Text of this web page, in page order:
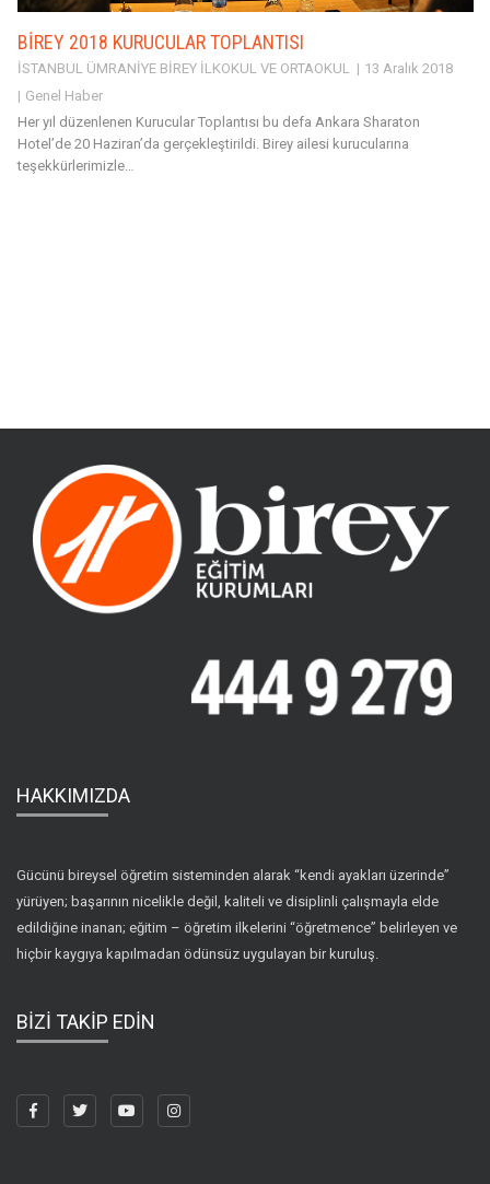
BİREY 2018 KURUCULAR TOPLANTISI
İSTANBUL ÜMRANİYE BİREY İLKOKUL VE ORTAOKUL
13 Aralık 2018
Genel Haber
Her yıl düzenlenen Kurucular Toplantısı bu defa Ankara Sharaton
Hotel’de 20 Haziran’da gerçekleştirildi. Birey ailesi kurucularına
teşekkürlerimizle…
HAKKIMIZDA
Gücünü bireysel öğretim sisteminden alarak “kendi ayakları üzerinde”
yürüyen; başarının nicelikle değil, kaliteli ve disiplinli çalışmayla elde
edildiğine inanan; eğitim – öğretim ilkelerini “öğretmence” belirleyen ve
hiçbir kaygıya kapılmadan ödünsüz uygulayan bir kuruluş.
BİZİ TAKİP EDİN